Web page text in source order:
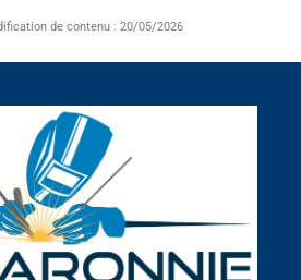
de contenu : 20/05/2026